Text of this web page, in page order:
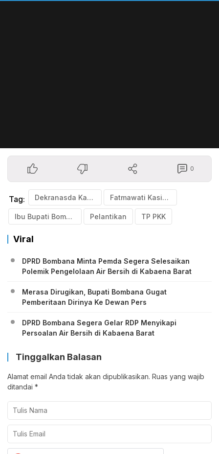
0
Tag: Dekranasda Kabupaten Bombana Fatmawati Kasim Marewa
Ibu Bupati Bombana Pelantikan TP PKK
Viral
DPRD Bombana Minta Pemda Segera Selesaikan
Polemik Pengelolaan Air Bersih di Kabaena Barat
Merasa Dirugikan, Bupati Bombana Gugat
Pemberitaan Dirinya Ke Dewan Pers
DPRD Bombana Segera Gelar RDP Menyikapi
Persoalan Air Bersih di Kabaena Barat
Tinggalkan Balasan
Alamat email Anda tidak akan dipublikasikan. Ruas yang wajib
ditandai *